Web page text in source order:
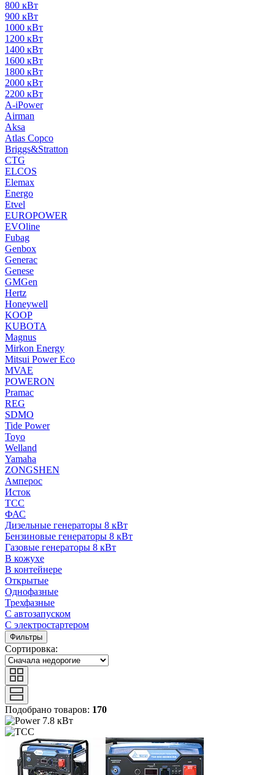
800 кВт
900 кВт
1000 кВт
1200 кВт
1400 кВт
1600 кВт
1800 кВт
2000 кВт
2200 кВт
A-iPower
Airman
Aksa
Atlas Copco
Briggs&Stratton
CTG
ELCOS
Elemax
Energo
Etvel
EUROPOWER
EVOline
Fubag
Genbox
Generac
Genese
GMGen
Hertz
Honeywell
KOOP
KUBOTA
Magnus
Mirkon Energy
Mitsui Power Eco
MVAE
POWERON
Pramac
REG
SDMO
Tide Power
Toyo
Welland
Yamaha
ZONGSHEN
Амперос
Исток
ТСС
ФАС
Дизельные генераторы 8 кВт
Бензиновые генераторы 8 кВт
Газовые генераторы 8 кВт
В кожухе
В контейнере
Открытые
Однофазные
Трехфазные
С автозапуском
С электростартером
Фильтры
Сортировка:
Подобрано товаров: 170
7.8 кВт